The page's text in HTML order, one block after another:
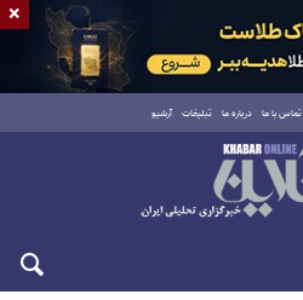
تماس با ما درباره ما تبلیغات آرشیو
×